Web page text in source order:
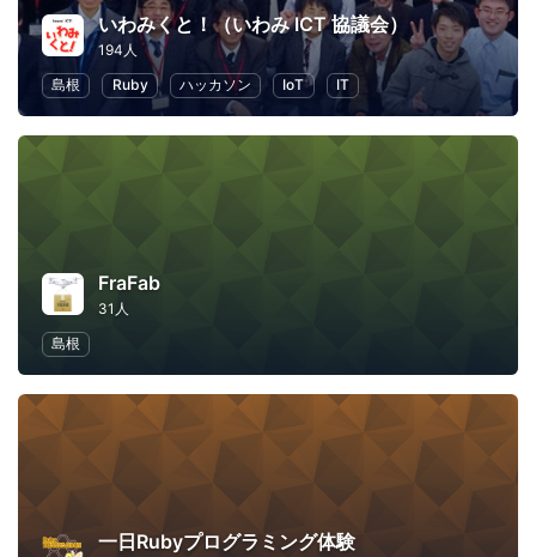
いわみくと！（いわみ ICT 協議会）
194人
島根
Ruby ハッカソン IoT IT
FraFab
31人
島根
一日Rubyプログラミング体験